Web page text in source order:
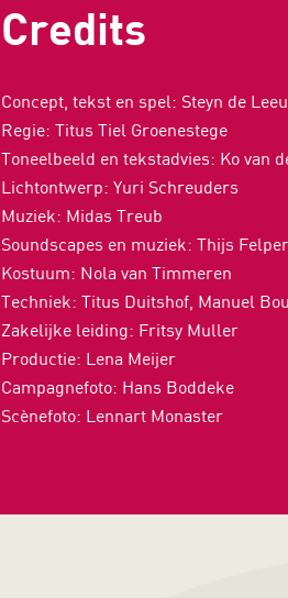
Credits
Concept, tekst en spel: Steyn de
Regie: Titus Tiel Groenestege
Toneelbeeld en tekstadvies: Ko van
Lichtontwerp: Yuri Schreuders
Muziek: Midas Treub
Soundscapes en muziek: Thijs
Kostuum: Nola van Timmeren
Techniek: Titus Duitshof, Manuel
Zakelijke leiding: Fritsy Muller
Productie: Lena Meijer
Campagnefoto: Hans Boddeke
Scènefoto: Lennart Monaster